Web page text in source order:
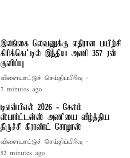
இலங்கை லெவனுக்கு எதிரான பயிற்சி
கிரிக்கெட்டில் இந்திய அணி 357 ரன்
குவிப்பு
விளையாட்டுச் செய்திப்பிரிவு
7 minutes ago
டிஎன்பிஎல் 2026 - சேலம்
ஸ்பார்ட்டன்ஸ் அணியை வீழ்த்திய
திருச்சி கிராண்ட் சோழாஸ்
விளையாட்டுச் செய்திப்பிரிவு
52 minutes ago